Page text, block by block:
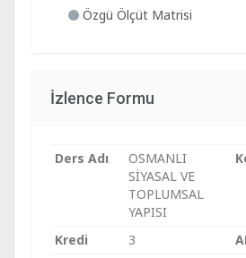
Özgü Ölçüt Matrisi
İzlence Formu
Ders Adı
OSMANLI
SİYASAL VE
TOPLUMSAL
YAPISI
Kredi 3